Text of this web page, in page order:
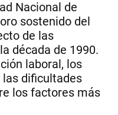
Nacional de
sostenido del
de las
década de 1990.
laboral, los
las dificultades
los factores más